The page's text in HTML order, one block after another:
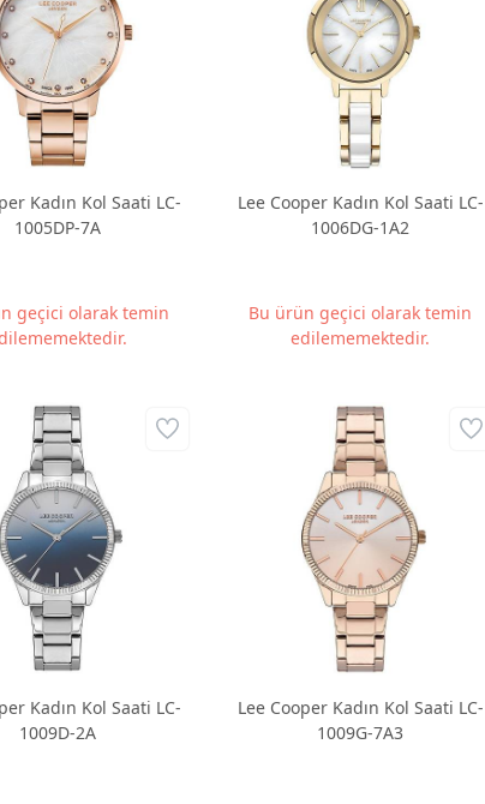
Kadın Kol Saati LC-
1005DP-7A
geçici olarak temin
Lee Cooper Kadın Kol Saati LC-
1006DG-1A2
Bu ürün geçici olarak temin
edilememektedir.
Kadın Kol Saati LC-
1009D-2A
Lee Cooper Kadın Kol Saati LC-
1009G-7A3